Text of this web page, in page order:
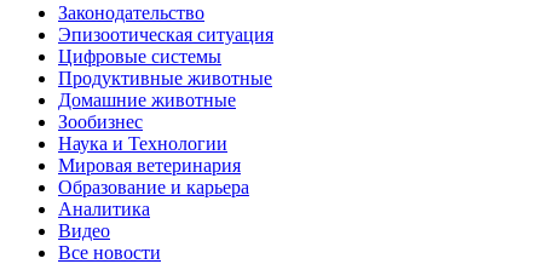
Законодательство
Эпизоотическая ситуация
Цифровые системы
Продуктивные животные
Домашние животные
Зообизнес
Наука и Технологии
Мировая ветеринария
Образование и карьера
Аналитика
Видео
Все новости